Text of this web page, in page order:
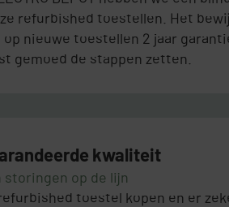
refurbished toestellen. Het
op nieuwe toestellen 2 jaar
gemoed de stappen zetten.
kwaliteit
storingen op de lijn
toestel kopen en er